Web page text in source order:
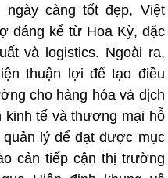
càng tốt đẹp, Việt
đáng kể từ Hoa Kỳ, đặc
và logistics. Ngoài ra,
thuận lợi để tạo điều
cho hàng hóa và dịch
kinh tế và thương mại hỗ
lý để đạt được mục
cản tiếp cận thị trường